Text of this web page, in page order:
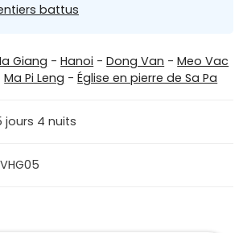
battus
Giang -Hanoi -Dong Van -Meo Vac
Ma Pi Leng -Église en pierre de Sa Pa
jours 4 nuits